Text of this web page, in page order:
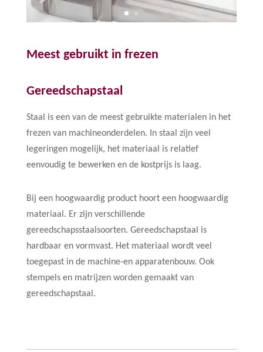
Meest gebruikt in frezen
Gereedschapstaal
Staal is een van de meest gebruikte materialen in het
frezen van machineonderdelen. In staal zijn veel
legeringen mogelijk, het materiaal is relatief
eenvoudig te bewerken en de kostprijs is laag.
Bij een hoogwaardig product hoort een hoogwaardig
materiaal. Er zijn verschillende
gereedschapsstaalsoorten. Gereedschapstaal is
hardbaar en vormvast. Het materiaal wordt veel
toegepast in de machine-en apparatenbouw. Ook
stempels en matrijzen worden gemaakt van
gereedschapstaal.